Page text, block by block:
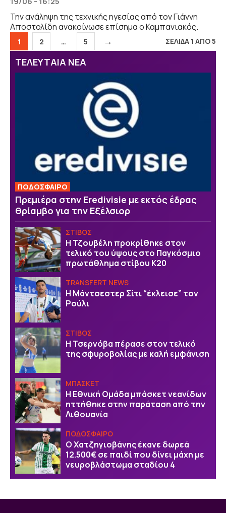
Την ανάληψη της τεχνικής ηγεσίας από τον Γιάννη
Αποστολίδη ανακοίνωσε επίσημα ο Καμπανιακός.
Σελίδα
1 Σελίδα
2 … Σελίδα
5 → ΣΕΛΙΔΑ 1 ΑΠΟ 5
ΤΕΛΕΥΤΑΙΑ ΝΕΑ
ΠΟΔΟΣΦΑΙΡΟ
Πρεμιέρα στην Eredivisie με εκτός έδρας
θρίαμβο για την Εξέλσιορ
ΣΤΙΒΟΣ
Η Τζουβέλη προκρίθηκε στον
τελικό του ύψους στο Παγκόσμιο
πρωτάθλημα στίβου Κ20
TRANSFERT NEWS
Η Μάντσεστερ Σίτι “έκλεισε” τον
Ρούλι
ΣΤΙΒΟΣ
Η Τσερνόβα πέρασε στον τελικό
της σφυροβολίας με καλή εμφάνιση
ΜΠΑΣΚΕΤ
Η Εθνική Ομάδα μπάσκετ νεανίδων
ηττήθηκε στην παράταση από την
Λιθουανία
ΠΟΔΟΣΦΑΙΡΟ
Ο Χατζηγιοβάνης έκανε δωρεά
12.500€ σε παιδί που δίνει μάχη με
νευροβλάστωμα σταδίου 4